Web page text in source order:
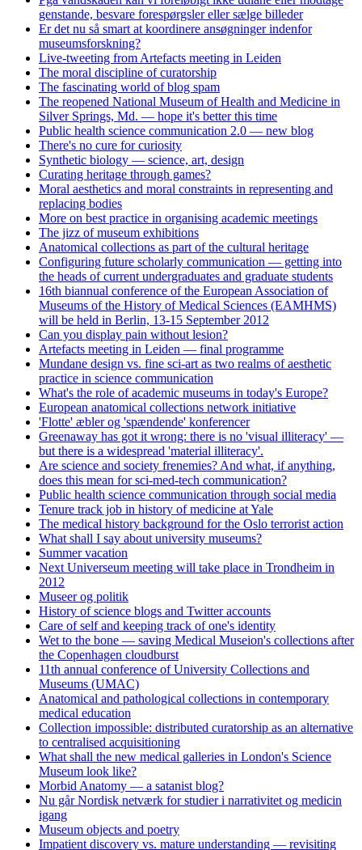
genstande, besvare forespørgsler eller sælge billeder
Er det nu så smart at koordinere ansøgninger indenfor
museumsforskning?
Live-tweeting from Artefacts meeting in Leiden
The moral discipline of curatorship
The fascinating world of blog spam
The reopened National Museum of Health and Medicine in
Silver Springs, Md. — hope it's better this time
Public health science communication 2.0 — new blog
There's no cure for curiosity
Synthetic biology — science, art, design
Curating heritage through games?
Moral aesthetics and moral constraints in representing and
replacing bodies
More on best practice in organising academic meetings
The jizz of museum exhibitions
Anatomical collections as part of the cultural heritage
Configuring future scholarly communication — getting into
the heads of current undergraduates and graduate students
16th biannual conference of the European Association of
Museums of the History of Medical Sciences (EAMHMS)
will be held in Berlin, 13-15 September 2012
Can you display pain without lesion?
Artefacts meeting in Leiden — final programme
Mundane design vs. fine sci-art as two realms of aesthetic
practice in science communication
What's the role of academic museums in today's Europe?
European anatomical collections network initiative
'Flotte' æbler og 'spændende' konferencer
Greenaway has got it wrong: there is no 'visual illiteracy' —
but there is a widespread 'material illiteracy'.
Are science and society frenemies? And what, if anything,
does this mean for sci-med-tech communication?
Public health science communication through social media
Tenure track job in history of medicine at Yale
The medical history background for the Oslo terrorist action
What shall I say about university museums?
Summer vacation
Next Universeum meeting will take place in Trondheim in
2012
Museer og politik
History of science blogs and Twitter accounts
Care of self and keeping track of one's identity
Wet to the bone — saving Medical Museion's collections after
the Copenhagen cloudburst
11th annual conference of University Collections and
Museums (UMAC)
Anatomical and pathological collections in contemporary
medical education
Collection impossible: distributed curatorship as an alternative
to centralised acquisitioning
What shall the new medical galleries in London's Science
Museum look like?
Morbid Anatomy — a satanist blog?
Nu går Nordisk netværk for studier i narrativitet og medicin
igang
Museum objects and poetry
Impatient discovery vs. mature understanding — revisiting